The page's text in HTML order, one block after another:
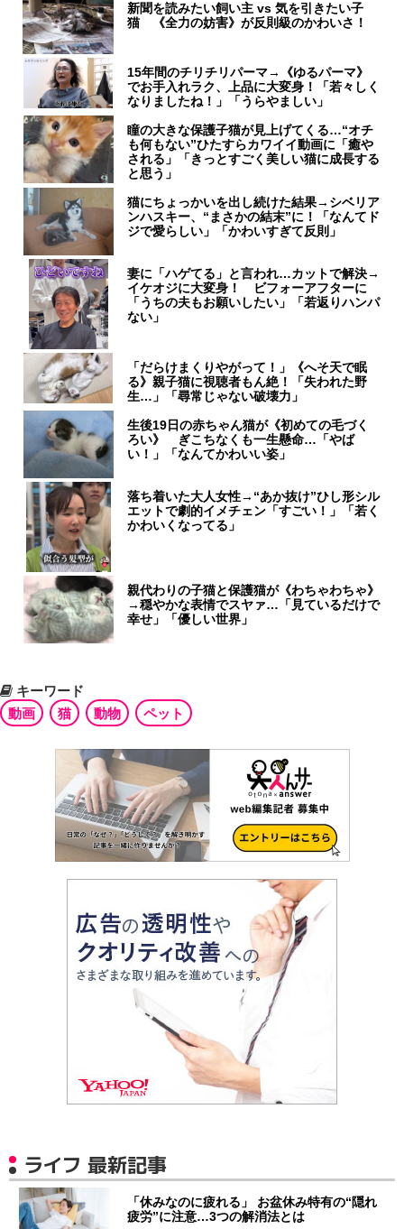
新聞を読みたい飼い主 vs 気を引きたい子
猫 《全力の妨害》が反則級のかわいさ！
15年間のチリチリパーマ→《ゆるパーマ》
でお手入れラク、上品に大変身！「若々しく
なりましたね！」「うらやましい」
瞳の大きな保護子猫が見上げてくる…“オチ
も何もない”ひたすらカワイイ動画に「癒や
される」「きっとすごく美しい猫に成長する
と思う」
猫にちょっかいを出し続けた結果→シベリア
ンハスキー、“まさかの結末”に！「なんてド
ジで愛らしい」「かわいすぎて反則」
妻に「ハゲてる」と言われ…カットで解決→
イケオジに大変身！ ビフォーアフターに
「うちの夫もお願いしたい」「若返りハンパ
ない」
「だらけまくりやがって！」《へそ天で眠
る》親子猫に視聴者もん絶！「失われた野
生…」「尋常じゃない破壊力」
生後19日の赤ちゃん猫が《初めての毛づく
ろい》 ぎこちなくも一生懸命…「やば
い！」「なんてかわいい姿」
落ち着いた大人女性→“あか抜け”ひし形シル
エットで劇的イメチェン「すごい！」「若く
かわいくなってる」
親代わりの子猫と保護猫が《わちゃわちゃ》
→穏やかな表情でスヤァ…「見ているだけで
幸せ」「優しい世界」
キーワード
動画
猫 動物 ペット
ライフ 最新記事
「休みなのに疲れる」 お盆休み特有の“隠れ
疲労”に注意…3つの解消法とは